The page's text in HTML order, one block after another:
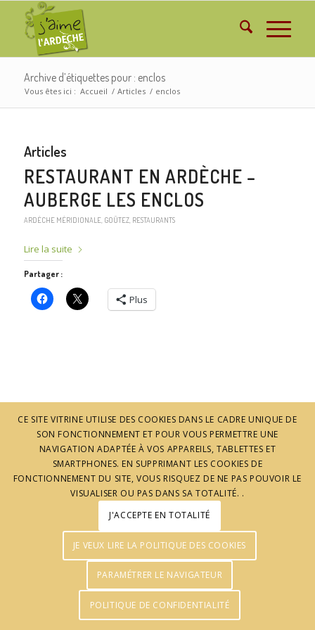
Archive d’étiquettes pour : enclos
Vous êtes ici : Accueil / Articles / enclos
Articles
RESTAURANT EN ARDÈCHE –
AUBERGE LES ENCLOS
ARDÈCHE MÉRIDIONALE, GOÛTEZ, RESTAURANTS
Lire la suite
Partager :
Plus
© J'aime l'Ardèche - Réalisation : Agence Pomclic
CE SITE VITRINE UTILISE DES COOKIES DANS LE CADRE UNIQUE DE
SON FONCTIONNEMENT ET POUR VOUS PERMETTRE UNE
NAVIGATION ADAPTÉE À VOS APPAREILS, TABLETTES ET
SMARTPHONES. EN SUPPRIMANT LES COOKIES DE
FONCTIONNEMENT DU SITE, VOUS RISQUEZ DE NE PAS POUVOIR LE
VISUALISER OU PAS DANS SA TOTALITÉ. .
J'ACCEPTE EN TOTALITÉ
JE VEUX LIRE LA POLITIQUE DES COOKIES
PARAMÉTRER LE NAVIGATEUR
POLITIQUE DE CONFIDENTIALITÉ